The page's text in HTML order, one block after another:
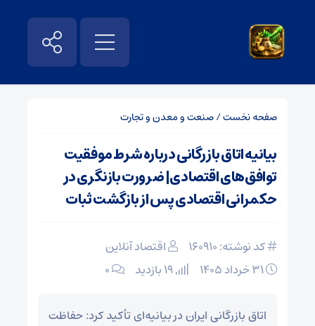
صفحه نخست/صنعت و معدن و تجارت
بیانیه اتاق بازرگانی درباره شرط موفقیت
توافق‌های اقتصادی| ضرورت بازنگری در
حکمرانی اقتصادی پس از بازگشت ثبات
کد نوشته: 160910
اقتصاد آنلاین
۰
اتاق بازرگانی ایران در بیانیه‌ای تأکید کرد: حفاظت